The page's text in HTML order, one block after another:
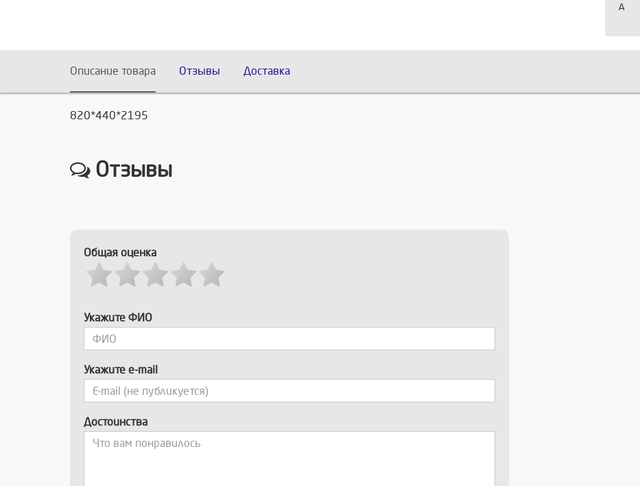
д
Описание товара Отзывы Доставка
820*440*2195
Отзывы
Общая оценка
Укажите ФИО
Укажите e-mail
Достоинства